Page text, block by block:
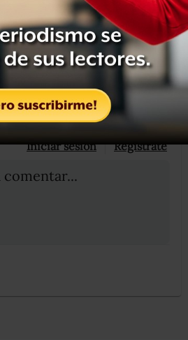
Leer después
COMENTARIOS
Iniciar sesión Registrate